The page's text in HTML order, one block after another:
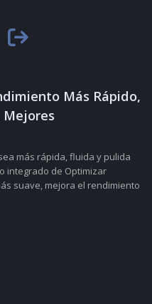
Más Rápido,
Mejores
más rápida, fluida y pulida
integrado de Optimizar
suave, mejora el rendimiento